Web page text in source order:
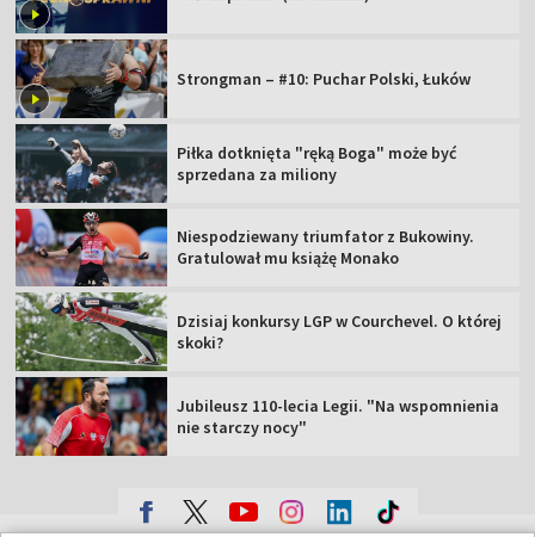
Strongman – #10: Puchar Polski, Łuków
Piłka dotknięta "ręką Boga" może być
sprzedana za miliony
Niespodziewany triumfator z Bukowiny.
Gratulował mu książę Monako
Dzisiaj konkursy LGP w Courchevel. O której
skoki?
Jubileusz 110-lecia Legii. "Na wspomnienia
nie starczy nocy"